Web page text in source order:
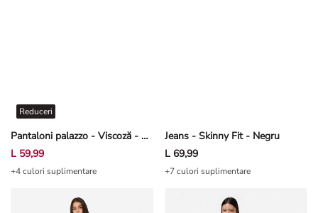
Pantaloni palazzo - Viscoză - Negru
Reduceri
L 59,99
+4 culori suplimentare
Jeans - Skinny Fit - Negru
L 69,99
+7 culori suplimentare